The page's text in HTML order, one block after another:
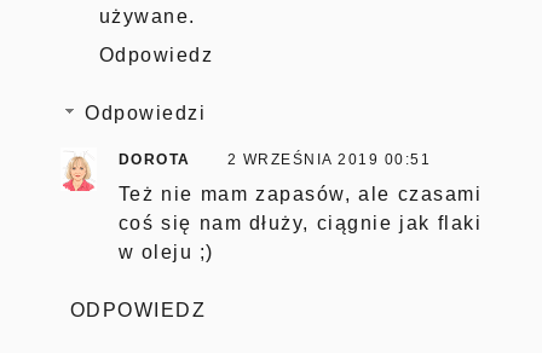
używane.
Odpowiedz
Odpowiedzi
DOROTA 2 WRZEŚNIA 2019 00:51
Też nie mam zapasów, ale czasami
coś się nam dłuży, ciągnie jak flaki
w oleju ;)
ODPOWIEDZ